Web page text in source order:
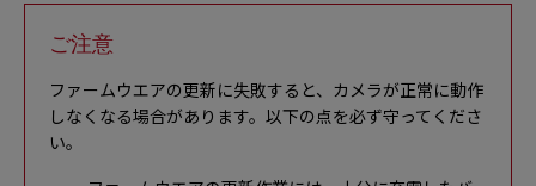
ご注意
ファームウエアの更新に失敗すると、カメラが正常に動作
しなくなる場合があります。以下の点を必ず守ってくださ
い。